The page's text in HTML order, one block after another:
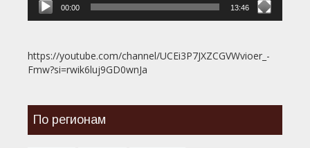
00:00 13:46
https://youtube.com/channel/UCEi3P7JXZCGVWvioer_-
Fmw?si=rwik6luj9GD0wnJa
По регионам